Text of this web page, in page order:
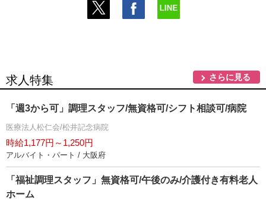
求人特集 さらに見る
「週3から可」調理スタッフ/無資格可/シフト相談可/病院
医療法人松仁会/松井記念病院
時給1,177円～1,250円
アルバイト・パート / 大阪府
「福祉調理スタッフ」無資格可/午後のみ/介護付き有料老人
ホーム